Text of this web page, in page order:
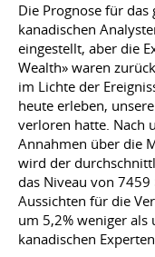
Die Prognose für das
kanadischen
eingestellt, aber die
Wealth» waren
im Lichte der
heute erleben,
verloren hatte. Nach
Annahmen über die
wird der
das Niveau von
Aussichten für die
um 5,2% weniger
kanadischen